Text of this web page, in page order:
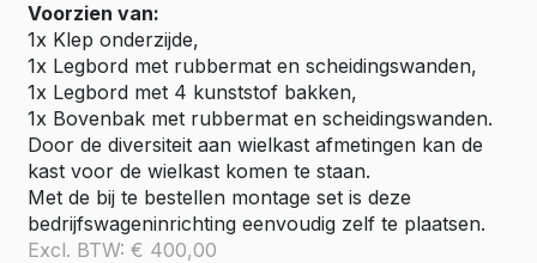
Voorzien van:
1x Klep onderzijde,
1x Legbord met rubbermat en scheidingswanden,
1x Legbord met 4 kunststof bakken,
1x Bovenbak met rubbermat en scheidingswanden.
Door de diversiteit aan wielkast afmetingen kan de
kast voor de wielkast komen te staan.
Met de bij te bestellen montage set is deze
bedrijfswageninrichting eenvoudig zelf te plaatsen.
Excl. BTW: € 400,00